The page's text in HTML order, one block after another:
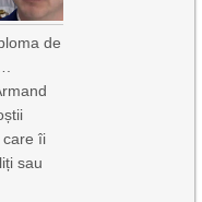
de
care îi
sau